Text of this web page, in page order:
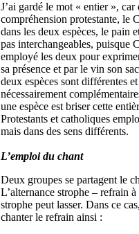
J’ai gardé le mot « entier », car
compréhension protestante, le
dans les deux espèces, le pain
pas interchangeables, puisque
employé les deux pour
sa présence et par le vin son
deux espèces sont différentes et
nécessairement
une espèce est briser cette
Protestants et catholiques
mais dans des sens différents.
L’emploi du chant
Deux groupes se partagent le
L’alternance strophe – refrain à
strophe peut lasser. Dans ce
chanter le refrain ainsi :